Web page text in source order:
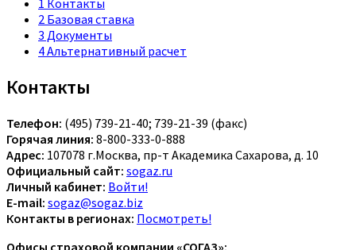
2 Базовая ставка
3 Документы
4Альтернативный расчет
Контакты
Телефон: (495) 739-21-40; 739-21-39 (факс)
Горячая линия: 8-800-333-0-888
Адрес: 107078 г.Москва, пр-т Академика Сахарова, д. 10
Официальный сайт: sogaz.ru
Личный кабинет: Войти!
E-mail: sogaz@sogaz.biz
Контакты в регионах: Посмотреть!
Офисы страховой компании «СОГАЗ»: